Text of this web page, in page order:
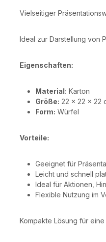
Vielseitiger
Ideal zur Darstellung von
Eigenschaften:
Material: Karton
Größe: 22 × 22 × 22
Form: Würfel
Vorteile:
Geeignet für
Leicht und schnell
Ideal für Aktionen,
Flexible Nutzung im
Kompakte Lösung für